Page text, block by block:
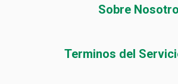
Sobre
Terminos del